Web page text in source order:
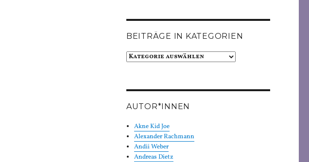
BEITRÄGE IN KATEGORIEN
Beiträge
AUTOR*INNEN
Akne Kid Joe
Alexander Rachmann
Andii Weber
Andreas Dietz